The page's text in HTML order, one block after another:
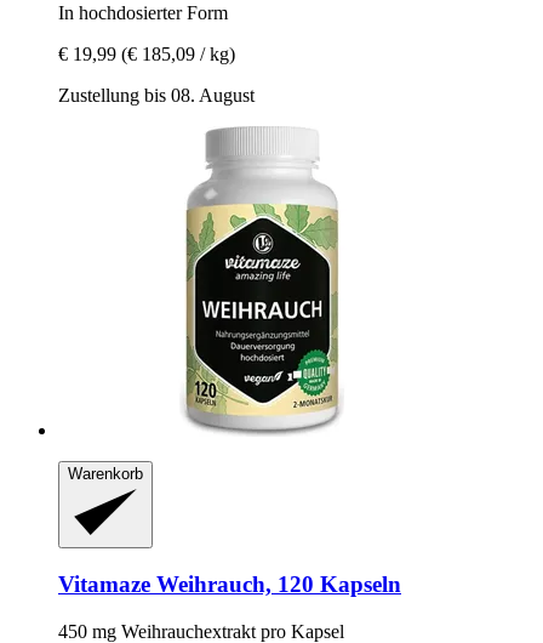
In hochdosierter Form
€ 19,99 (€ 185,09 / kg)
Zustellung bis 08. August
Warenkorb
Vitamaze Weihrauch, 120 Kapseln
450 mg Weihrauchextrakt pro Kapsel